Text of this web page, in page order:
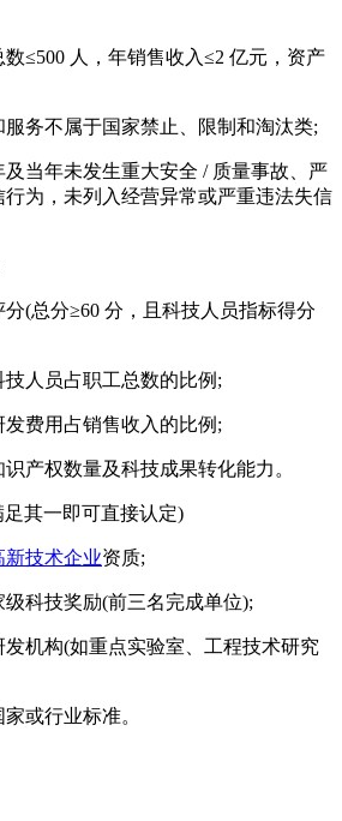
人，年销售收入≤2 亿元，资产
不属于国家禁止、限制和淘汰类;​
年未发生重大安全 / 质量事故、严
为，未列入经营异常或严重违法失信
总分≥60 分，且科技人员指标得分
人员占职工总数的比例;​
费用占销售收入的比例;​
权数量及科技成果转化能力。​
其一即可直接认定)​
新技术企业资质;​
科技奖励(前三名完成单位);​
构(如重点实验室、工程技术研究
或行业标准。​